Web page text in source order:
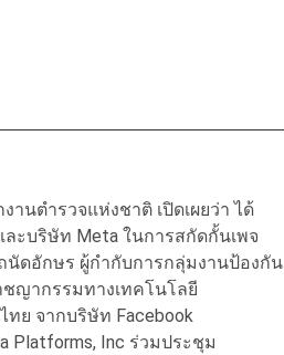
นตำรวจแห่งชาติ เปิดเผยว่า ได้
ะบริษัท Meta ในการสกัดกั้นเพจ
นัดอักษร ผู้กำกับการกลุ่มงานป้องกัน
ญากรรมทางเทคโนโลยี
ย จากบริษัท Facebook
Platforms, Inc ร่วมประชุม